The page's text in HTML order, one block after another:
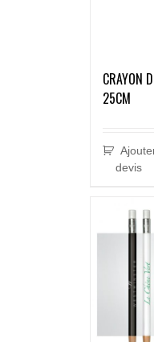
CRAYON
25CM
devis